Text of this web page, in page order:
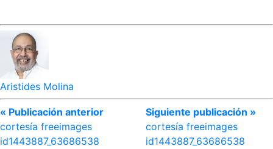
Aristides Molina
« Publicación anterior
cortesía freeimages
id1443887_63686538
Siguiente publicación »
cortesía freeimages
id1443887_63686538